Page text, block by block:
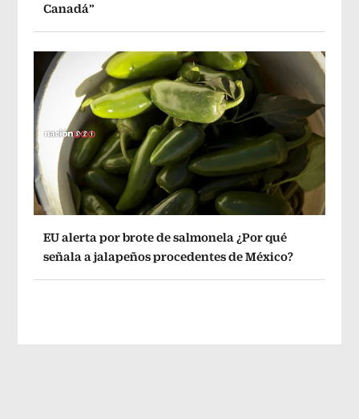
Canadá”
EU alerta por brote de salmonela ¿Por qué
señala a jalapeños procedentes de México?